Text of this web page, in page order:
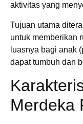
aktivitas yang
Tujuan utama
untuk memberikan
luasnya bagi anak
dapat tumbuh dan
Merdeka